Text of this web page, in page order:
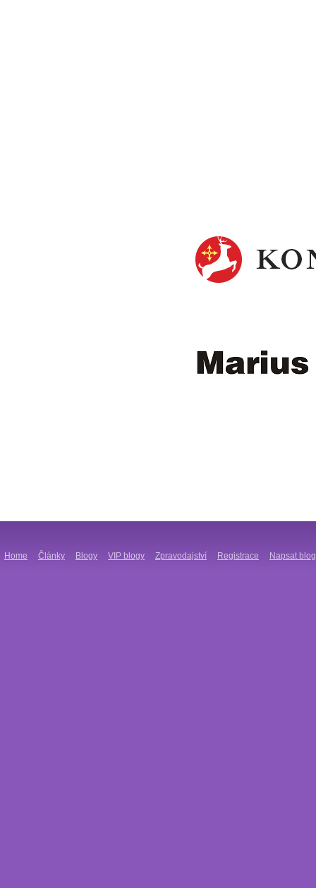
Home Články Blogy VIP blogy Zpravodajství Registrace Napsat blog